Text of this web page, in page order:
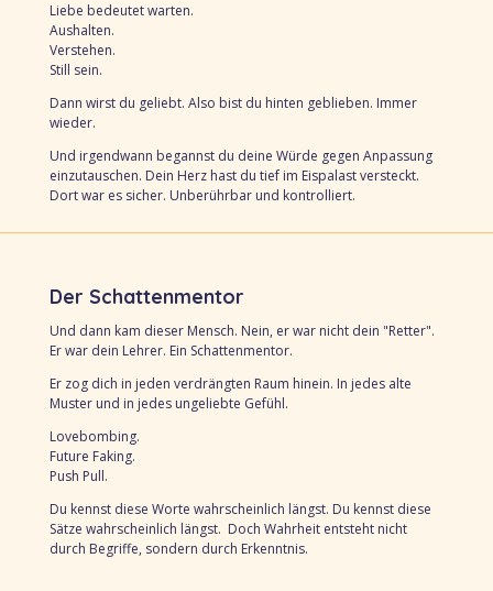
Liebe bedeutet warten.
Aushalten.
Verstehen.
Still sein.
Dann wirst du geliebt. Also bist du hinten geblieben. Immer
wieder.
Und irgendwann begannst du deine Würde gegen Anpassung
einzutauschen. Dein Herz hast du tief im Eispalast versteckt.
Dort war es sicher. Unberührbar und kontrolliert.
Der Schattenmentor
Und dann kam dieser Mensch. Nein, er war nicht dein "Retter".
Er war dein Lehrer. Ein Schattenmentor.
Er zog dich in jeden verdrängten Raum hinein. In jedes alte
Muster und in jedes ungeliebte Gefühl.
Lovebombing.
Future Faking.
Push Pull.
Du kennst diese Worte wahrscheinlich längst. Du kennst diese
Sätze wahrscheinlich längst. Doch Wahrheit entsteht nicht
durch Begriffe, sondern durch Erkenntnis.